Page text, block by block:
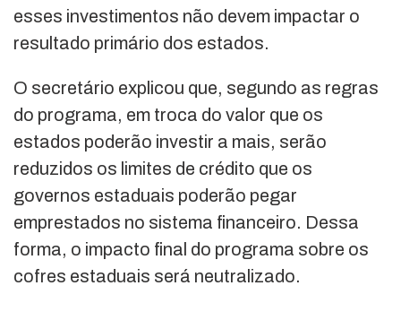
esses investimentos não devem impactar o
resultado primário dos estados.
O secretário explicou que, segundo as regras
do programa, em troca do valor que os
estados poderão investir a mais, serão
reduzidos os limites de crédito que os
governos estaduais poderão pegar
emprestados no sistema financeiro. Dessa
forma, o impacto final do programa sobre os
cofres estaduais será neutralizado.